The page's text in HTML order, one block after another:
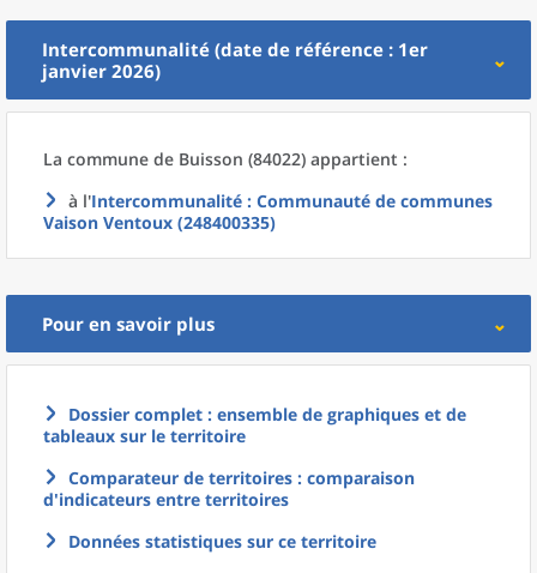
Intercommunalité (date de référence : 1er
janvier 2026)
La commune de Buisson (84022) appartient :
à l'Intercommunalité : Communauté de communes
Vaison Ventoux (248400335)
Pour en savoir plus
Dossier complet : ensemble de graphiques et de
tableaux sur le territoire
Comparateur de territoires : comparaison
d'indicateurs entre territoires
Données statistiques sur ce territoire